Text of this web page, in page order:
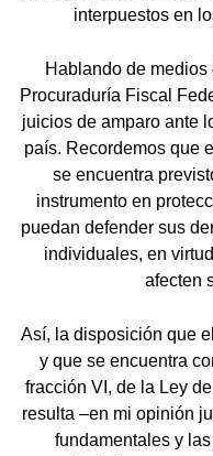
interpuestos en
Hablando de
Procuraduría Fiscal
juicios de amparo ante
país. Recordemos que
se encuentra
instrumento en
puedan defender sus
individuales, en
afecten
Así, la disposición que
y que se encuentra
fracción VI, de la Ley
resulta –en mi opinión
fundamentales y